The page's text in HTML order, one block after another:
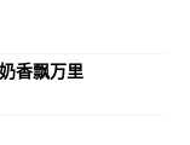
香飘万里